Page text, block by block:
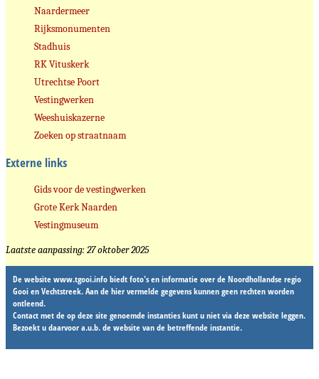
Naardermeer
Rijksmonumenten
Stadhuis
RK Vituskerk
Utrechtse Poort
Vestingwerken
Weeshuiskazerne
Zoeken op straatnaam
Externe links
Gids voor de vestingwerken
Grote Kerk Naarden
Vestingmuseum
Laatste aanpassing: 27 oktober 2025
De website www.tgooi.info biedt foto's en informatie over de Noordhollandse regio
Gooi en Vechtstreek. Aan de hier vermelde gegevens kunnen geen rechten worden
ontleend.
Contact met de op deze site genoemde instanties kunt u niet via deze website leggen.
Bezoekt u daarvoor a.u.b. de website van de betreffende instantie.